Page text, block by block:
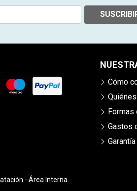
Cómo
Formas
Gastos
- Área Interna